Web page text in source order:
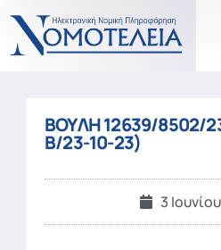
ΒΟΥΛΗ 12639/8502/
Β/23-10-23)
3